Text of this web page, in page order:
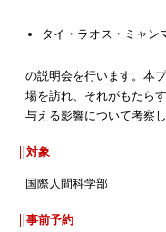
タイ・ラオス・ミャン
の説明会を行います。本
場を訪れ、それがもたら
与える影響について考察し
対象
国際人間科学部
事前予約